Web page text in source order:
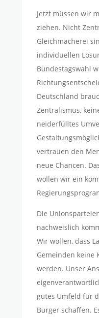
Jetzt müssen wir
ziehen. Nicht
Gleichmacherei
individuellen
Bundestagswahl
Deutschland
Zentralismus,
neiderfülltes
vertrauen den
neue Chancen.
wollen wir ein
Die
nachweislich
Wir wollen, dass
Gemeinden keine
werden. Unser
gutes Umfeld für
Bürger schaffen.